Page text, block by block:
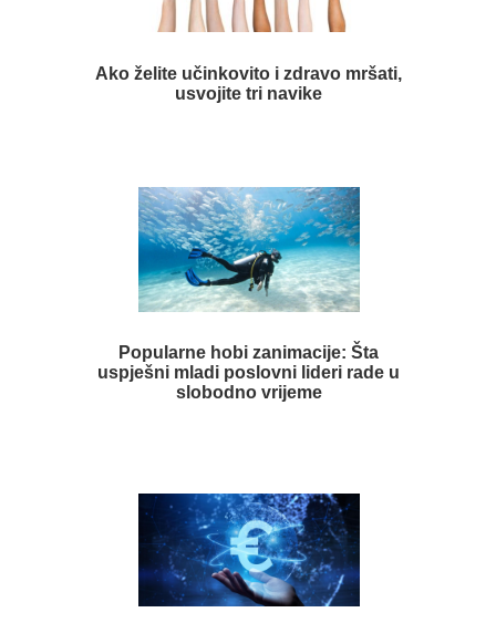
Ako želite učinkovito i zdravo mršati,
usvojite tri navike
Popularne hobi zanimacije: Šta
uspješni mladi poslovni lideri rade u
slobodno vrijeme